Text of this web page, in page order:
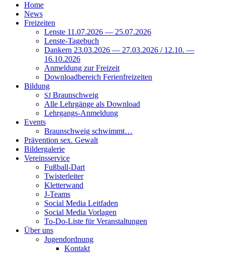
Home
News
Freizeiten
Lenste 11.07.2026 — 25.07.2026
Lenste-Tagebuch
Dankern 23.03.2026 — 27.03.2026 / 12.10. —
16.10.2026
Anmeldung zur Freizeit
Downloadbereich Ferienfreizeiten
Bildung
SJ Braunschweig
Alle Lehrgänge als Download
Lehrgangs-Anmeldung
Events
Braunschweig schwimmt…
Prävention sex. Gewalt
Bildergalerie
Vereinsservice
Fußball-Dart
Twisterleiter
Kletterwand
J‑Teams
Social Media Leitfaden
Social Media Vorlagen
To-Do-Liste für Veranstaltungen
Über uns
Jugendordnung
Kontakt